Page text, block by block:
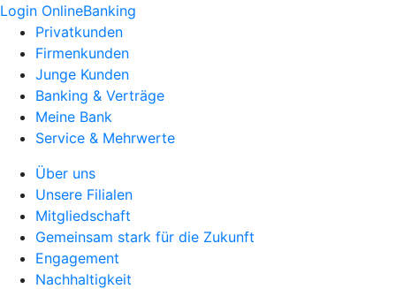
Login OnlineBanking
Privatkunden
Firmenkunden
Junge Kunden
Banking & Verträge
Meine Bank
Service & Mehrwerte
Über uns
Unsere Filialen
Mitgliedschaft
Gemeinsam stark für die Zukunft
Engagement
Nachhaltigkeit